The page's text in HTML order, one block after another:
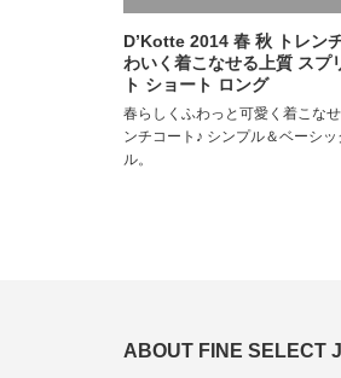
D’Kotte 2014 春 秋 トレン
わいく着こなせる上質 スプ
ト ショート ロング
春らしくふわっと可愛く着こな
ンチコート♪ シンプル＆ベーシッ
ル。
ABOUT FINE SELECT